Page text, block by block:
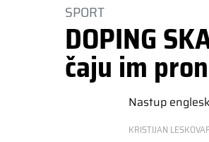
SPORT
DOPING
čaju im
Nastup
KRISTIJAN